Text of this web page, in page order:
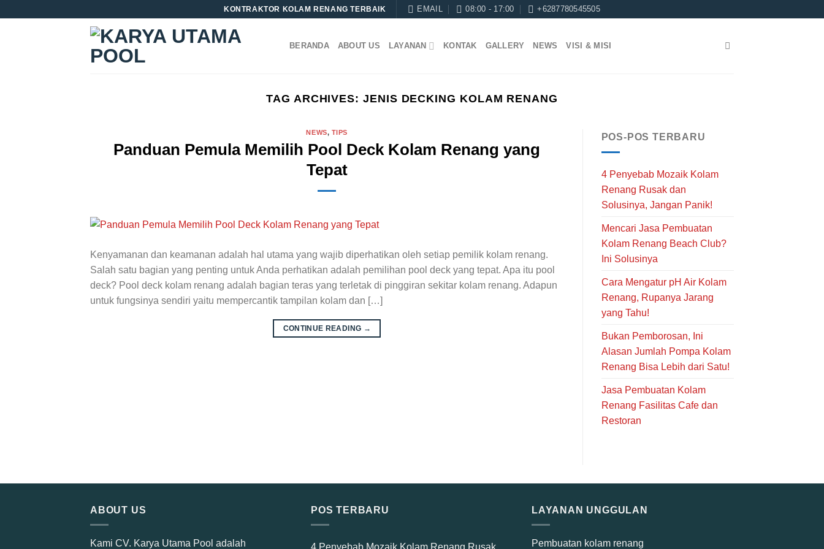
KONTRAKTOR KOLAM RENANG TERBAIK EMAIL 08:00 - 17:00 +6287780545505
BERANDA ABOUT US LAYANAN KONTAK GALLERY NEWS VISI & MISI
TAG ARCHIVES: JENIS DECKING KOLAM RENANG
NEWS, TIPS
Panduan Pemula Memilih Pool Deck Kolam Renang yang
Tepat
Kenyamanan dan keamanan adalah hal utama yang wajib diperhatikan oleh setiap pemilik kolam renang.
Salah satu bagian yang penting untuk Anda perhatikan adalah pemilihan pool deck yang tepat. Apa itu pool
deck? Pool deck kolam renang adalah bagian teras yang terletak di pinggiran sekitar kolam renang. Adapun
untuk fungsinya sendiri yaitu mempercantik tampilan kolam dan […]
CONTINUE READING →
POS-POS TERBARU
4 Penyebab Mozaik Kolam
Renang Rusak dan
Solusinya, Jangan Panik!
Mencari Jasa Pembuatan
Kolam Renang Beach Club?
Ini Solusinya
Cara Mengatur pH Air Kolam
Renang, Rupanya Jarang
yang Tahu!
Bukan Pemborosan, Ini
Alasan Jumlah Pompa Kolam
Renang Bisa Lebih dari Satu!
Jasa Pembuatan Kolam
Renang Fasilitas Cafe dan
Restoran
ABOUT US
Kami CV. Karya Utama Pool adalah
POS TERBARU LAYANAN UNGGULAN
Pembuatan kolam renang